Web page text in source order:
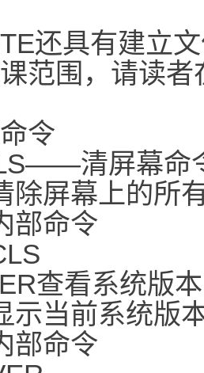
还具有建立
范围，请读
令
清屏幕命
除屏幕上的所
部命令
查看系统版
示当前系统版
部命令